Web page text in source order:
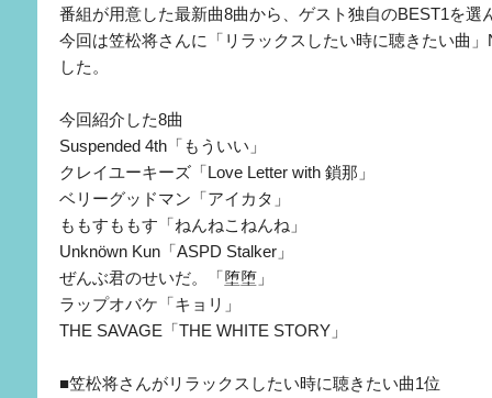
番組が用意した最新曲8曲から、ゲスト独自のBEST1を選
今回は笠松将さんに「リラックスしたい時に聴きたい曲
した。
今回紹介した8曲
Suspended 4th「もういい」
クレイユーキーズ「Love Letter with 鎖那」
ベリーグッドマン「アイカタ」
ももすももす「ねんねこねんね」
Unknöwn Kun「ASPD Stalker」
ぜんぶ君のせいだ。「堕堕」
ラップオバケ「キョリ」
THE SAVAGE「THE WHITE STORY」
■笠松将さんがリラックスしたい時に聴きたい曲1位